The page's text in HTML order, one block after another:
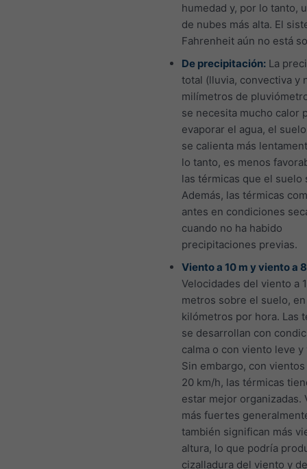
humedad y, por lo tanto,
de nubes más alta. El
Fahrenheit aún no está
De precipitación: La
total (lluvia, convectiva y
milímetros de
se necesita mucho calor
evaporar el agua, el
se calienta más
lo tanto, es menos
las térmicas que el suelo
Además, las térmicas
antes en condiciones
cuando no ha habido
precipitaciones previas.
Viento a 10 m y viento a
Velocidades del viento a
metros sobre el suelo, en
kilómetros por hora. Las
se desarrollan con
calma o con viento leve y
Sin embargo, con vientos
20 km/h, las térmicas
estar mejor organizadas.
más fuertes
también significan más
altura, lo que podría
cizalladura del viento y